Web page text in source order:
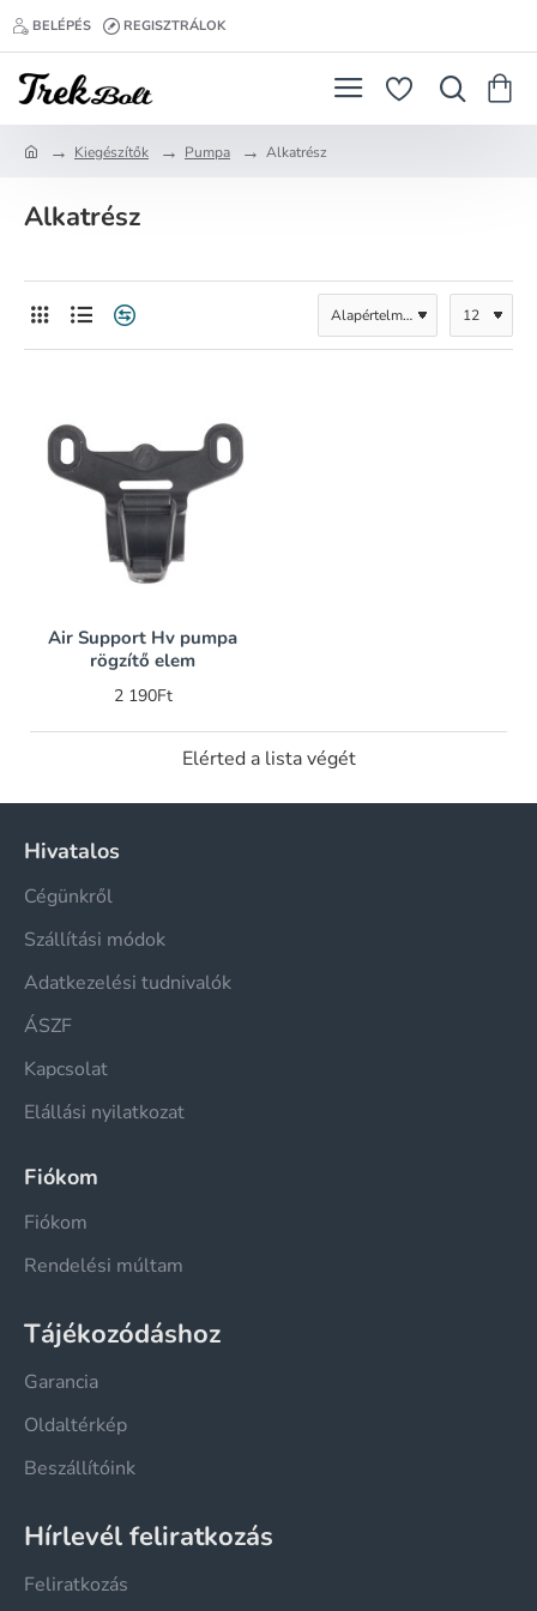
BELÉPÉS REGISZTRÁLOK
m
Kiegészítők Pumpa Alkatrész
Alkatrész
Air Support Hv pumpa
rögzítő elem
2 190Ft
Elérted a lista végét
Hivatalos
Cégünkről
Szállítási módok
Adatkezelési tudnivalók
ÁSZF
Kapcsolat
Elállási nyilatkozat
Fiókom
Fiókom
Rendelési múltam
Tájékozódáshoz
Garancia
Oldaltérkép
Beszállítóink
Hírlevél feliratkozás
Feliratkozás